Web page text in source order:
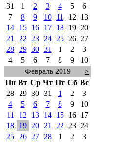
31
1 2 3 4 5
6
7
8 9 10 11 12
13
14
15 16 17 18 19
20
21
22 23 24 25 26
27
28
29 30 31 1 2
3
4
5 6 7 8 9
10
Февраль 2019
>
Пн Вт Ср Чт Пт Сб Вс
28
29 30 31 1 2
3
4
5 6 7 8 9
10
11
12 13 14 15 16
17
18
19 20 21 22 23
24
25
26 27 28 1 2
3